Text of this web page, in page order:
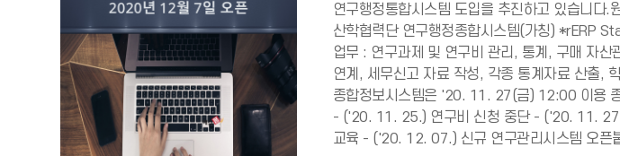
연구행정통합시스템 도입을 추진하고 있습니다
산학협력단 연구행정종합시스템(가칭) *rERP
업무 : 연구과제 및 연구비 관리, 통계, 구매 자
연계, 세무신고 자료 작성, 각종 통계자료 산출
종합정보시스템은 '20. 11. 27(금) 12:00 이용
- ('20. 11. 25.) 연구비 신청 중단 - ('20. 11.
교육 - ('20. 12. 07.) 신규 연구관리시스템 오픈